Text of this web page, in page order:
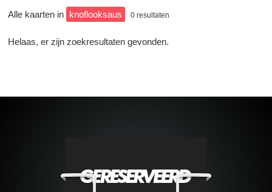
Alle kaarten in knoflooksaus 0 resultaten
Helaas, er zijn zoekresultaten gevonden.